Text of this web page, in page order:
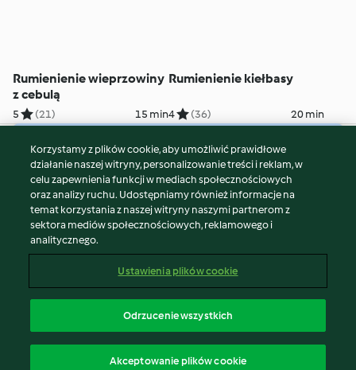
Rumienienie wieprzowiny
z cebulą
5 (21) 15 min
Rumienienie kiełbasy
4 (36) 20 min
© Copyright 2026
Warunki korzystania
Polityka prywatności
Disclaimer
Znak wydawcy
Zgłoś treść
Oświadczenie o dostępności
Korzystamy z plików cookie, aby umożliwić prawidłowe
działanie naszej witryny, personalizowanie treści i reklam, w
celu zapewnienia funkcji w mediach społecznościowych
oraz analizy ruchu. Udostępniamy również informacje na
temat korzystania z naszej witryny naszymi partnerom z
sektora mediów społecznościowych, reklamowego i
analitycznego.
Ustawienia plików cookie
Odrzucenie wszystkich
Akceptowanie plików cookie